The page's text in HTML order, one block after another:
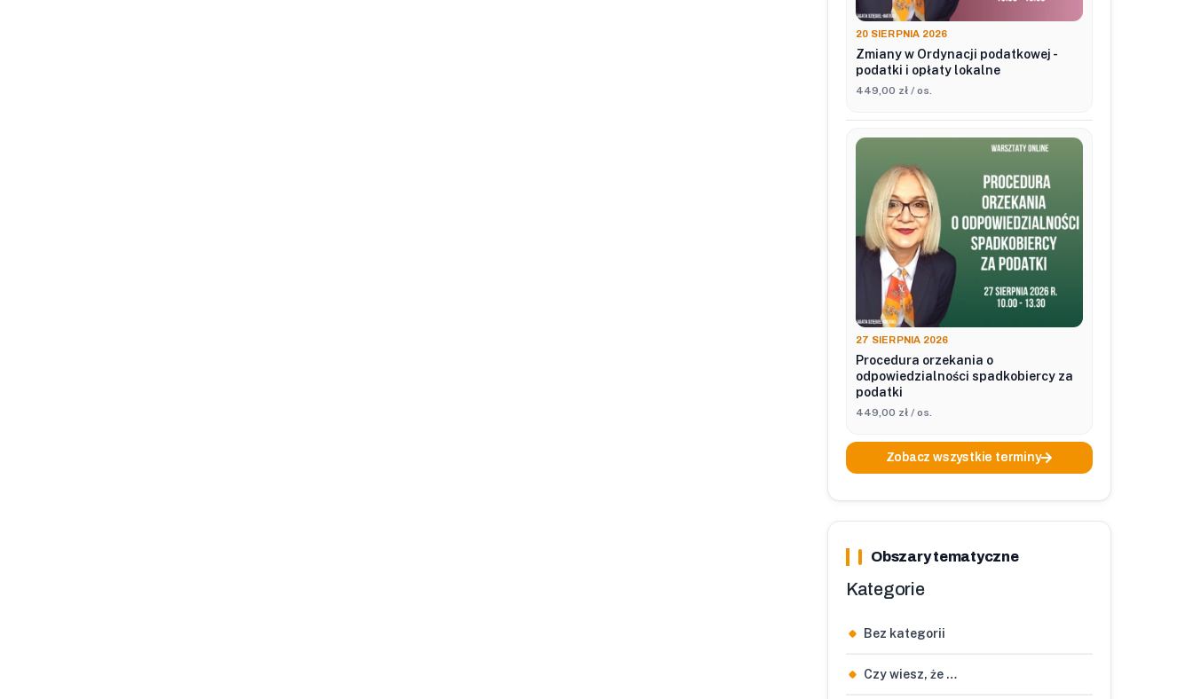
20 SIERPNIA 2026
Zmiany w Ordynacji podatkowej -
podatki i opłaty lokalne
449,00 zł / os.
27 SIERPNIA 2026
Procedura orzekania o
odpowiedzialności spadkobiercy za
podatki
449,00 zł / os.
Zobacz wszystkie terminy
Obszary tematyczne
Kategorie
Bez kategorii
Czy wiesz, że …